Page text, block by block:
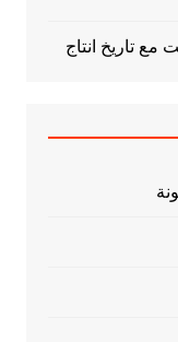
مع تاريخ انتاج